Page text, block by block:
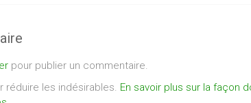
pour publier un commentaire.
réduire les indésirables. En savoir plus sur la façon